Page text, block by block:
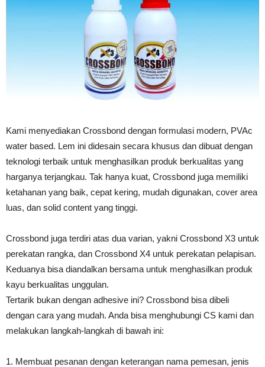
Kami menyediakan Crossbond dengan formulasi modern, PVAc
water based. Lem ini didesain secara khusus dan dibuat dengan
teknologi terbaik untuk menghasilkan produk berkualitas yang
harganya terjangkau. Tak hanya kuat, Crossbond juga memiliki
ketahanan yang baik, cepat kering, mudah digunakan, cover area
luas, dan solid content yang tinggi.
Crossbond juga terdiri atas dua varian, yakni Crossbond X3 untuk
perekatan rangka, dan Crossbond X4 untuk perekatan pelapisan.
Keduanya bisa diandalkan bersama untuk menghasilkan produk
kayu berkualitas unggulan.
Tertarik bukan dengan adhesive ini? Crossbond bisa dibeli
dengan cara yang mudah. Anda bisa menghubungi CS kami dan
melakukan langkah-langkah di bawah ini:
1. Membuat pesanan dengan keterangan nama pemesan, jenis